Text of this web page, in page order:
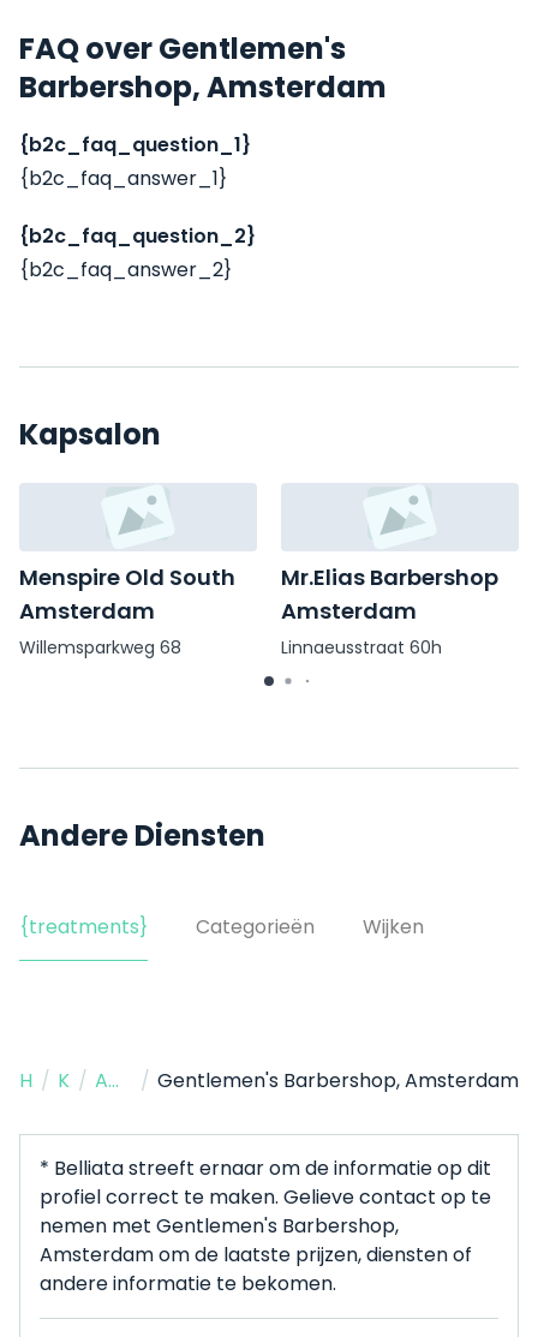
FAQ over Gentlemen's
Barbershop, Amsterdam
{b2c_faq_question_1}
{b2c_faq_answer_1}
{b2c_faq_question_2}
{b2c_faq_answer_2}
Kapsalon
Menspire Old South
Amsterdam
Willemsparkweg 68
Mr.Elias Barbershop
Amsterdam
Linnaeusstraat 60h
Andere Diensten
{treatments} Categorieën Wijken
Home/ Kapper/ Amsterdam / Gentlemen's Barbershop, Amsterdam
* Belliata streeft ernaar om de informatie op dit
profiel correct te maken. Gelieve contact op te
nemen met Gentlemen's Barbershop,
Amsterdam om de laatste prijzen, diensten of
andere informatie te bekomen.